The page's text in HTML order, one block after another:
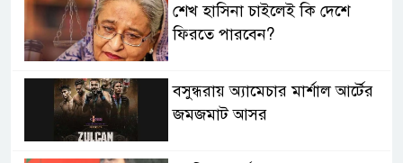
শেখ হাসিনা চাইলেই কি দেশে
ফিরতে পারবেন?
বসুন্ধরায় অ্যামেচার মার্শাল আর্টের
জমজমাট আসর